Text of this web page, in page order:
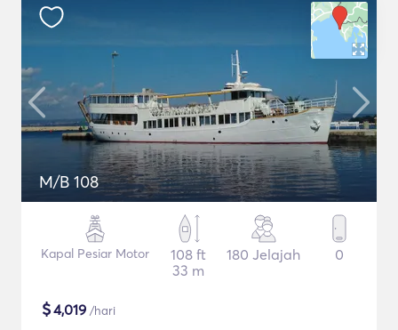
M/B 108
Kapal Pesiar Motor
108 ft
33 m
180 Jelajah 0
$4,019 /hari